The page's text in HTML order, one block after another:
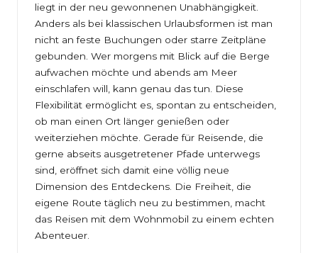
liegt in der neu gewonnenen Unabhängigkeit.
Anders als bei klassischen Urlaubsformen ist man
nicht an feste Buchungen oder starre Zeitpläne
gebunden. Wer morgens mit Blick auf die Berge
aufwachen möchte und abends am Meer
einschlafen will, kann genau das tun. Diese
Flexibilität ermöglicht es, spontan zu entscheiden,
ob man einen Ort länger genießen oder
weiterziehen möchte. Gerade für Reisende, die
gerne abseits ausgetretener Pfade unterwegs
sind, eröffnet sich damit eine völlig neue
Dimension des Entdeckens. Die Freiheit, die
eigene Route täglich neu zu bestimmen, macht
das Reisen mit dem Wohnmobil zu einem echten
Abenteuer.